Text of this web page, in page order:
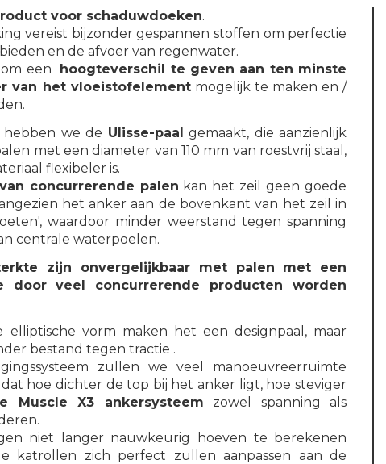
voor schaduwdoeken.
vereist bijzonder gespannen stoffen om perfectie
en de afvoer van regenwater.
een
hoogteverschil te geven aan ten minste
van het vloeistofelementmogelijk te maken en /
we de Ulisse-paal
gemaakt, die aanzienlijk
met een diameter van 110 mm van roestvrij staal,
flexibeler is.
concurrerende palen kan het zeil geen goede
het anker aan de bovenkant van het zeil in
waardoor minder weerstand tegen spanning
centrale waterpoelen.
zijn onvergelijkbaar met palen met een
door veel concurrerende producten worden
elliptische vorm maken het een designpaal, maar
bestand tegen tractie .
zullen we veel manoeuvreerruimte
hoe dichter de top bij het anker ligt, hoe steviger
Muscle X3 ankersysteem zowel spanning als
niet langer nauwkeurig hoeven te berekenen
katrollen zich perfect zullen aanpassen aan de